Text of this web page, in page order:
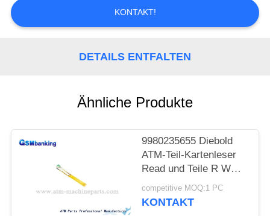
NACHRICHTEN
FORDERN
SITEMAP
PRIVACY
KONTAKT!
DETAILS ENTFALTEN
Ähnliche Produkte
9980235655 Diebold
ATM-Teil-Kartenleser
Read und Teile R W
R/W HeadATM Kopf 3T
Lese-Schreib-
competitive MOQ:1 PC
KONTAKT